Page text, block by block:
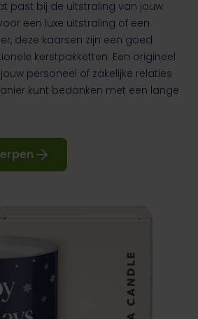
past bij de uitstraling van jouw
een luxe uitstraling of een
deze kaarsen zijn een goed
kerstpakketten. Een origineel
personeel of zakelijke relaties
kunt bedanken met een lange